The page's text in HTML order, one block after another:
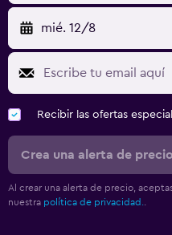
mié. 12/8
Recibir las ofertas
Crea una alerta de precio
Al crear una alerta de precio,
nuestra política de privacidad.